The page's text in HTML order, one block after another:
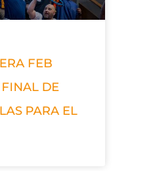
FEB
DE
PARA EL